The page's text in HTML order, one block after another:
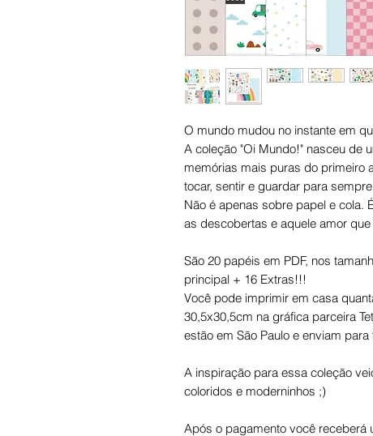
O mundo mudou no instante em
​A coleção "Oi Mundo!" nasceu de
memórias mais puras do primeiro
tocar, sentir e guardar para
​Não é apenas sobre papel e cola.
as descobertas e aquele amor
São 20 papéis em PDF, nos
principal + 16 Extras!!!
Você pode imprimir em casa
30,5x30,5cm na gráfica parceira
estão em São Paulo e enviam para
A inspiração para essa coleção
coloridos e moderninhos ;)
Após o pagamento você receberá